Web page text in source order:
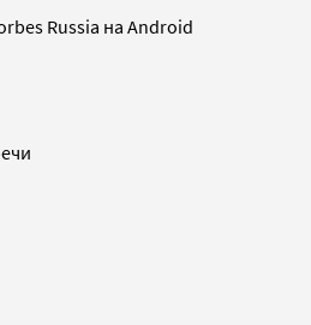
Russia на Android